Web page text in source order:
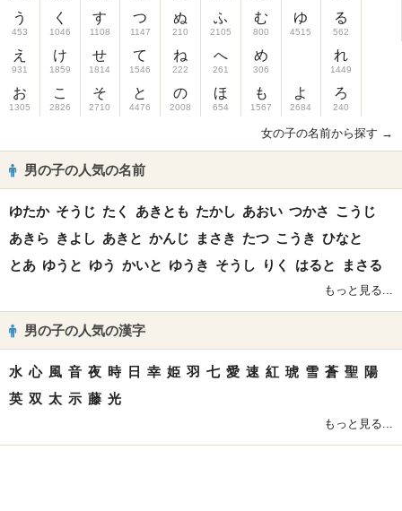
う
453
え
931
お
1305
く
1046
け
1859
こ
2826
す
1108
せ
1814
そ
2710
つ
1147
て
1546
と
4476
ぬ
210
ね
222
の
2008
ふ
2105
へ
261
ほ
654
む
800
め
306
も
1567
ゆ
4515
よ
2684
る
562
れ
1449
ろ
240
女の子の名前から探す →
男の子の人気の名前
ゆたか そうじ たく あきとも たかし あおい つかさ こうじ
あきら きよし あきと かんじ まさき たつ こうき ひなと
とあ ゆうと ゆう かいと ゆうき そうし りく はると まさる
もっと見る...
男の子の人気の漢字
水 心 風 音 夜 時 日 幸 姫 羽 七 愛 速 紅 琥 雪 蒼 聖 陽
英 双 太 示 藤 光
もっと見る...